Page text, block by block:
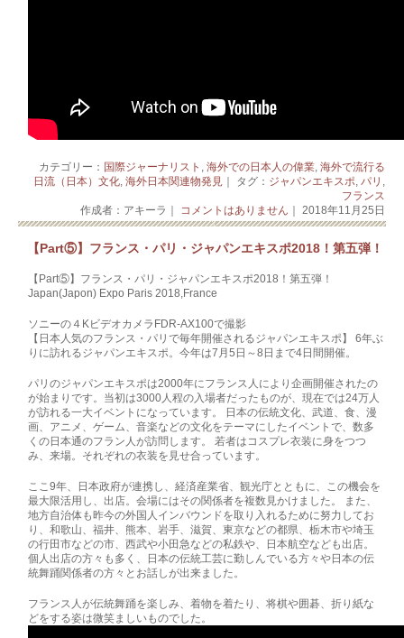
カテゴリー： 国際ジャーナリスト 海外での日本人の偉業, 海外で流行る
日流（日本）文化, 海外日本関連物発見 ｜ タグ： ジャパンエキスポ パリ
フランス
作成者：アキーラ｜
コメントはありません ｜ 2018年11月25日
【Part⑤】フランス・パリ・ジャパンエキスポ2018！第五弾！
【Part⑤】フランス・パリ・ジャパンエキスポ2018！第五弾！
Japan(Japon) Expo Paris 2018,France
ソニーの４KビデオカメラFDR-AX100で撮影
【日本人気のフランス・パリで毎年開催されるジャパンエキスポ】 6年ぶ
りに訪れるジャパンエキスポ。今年は7月5日～8日まで4日間開催。
パリのジャパンエキスポは2000年にフランス人により企画開催されたの
が始まりです。当初は3000人程の入場者だったものが、現在では24万人
が訪れる一大イベントになっています。 日本の伝統文化、武道、食、漫
画、アニメ、ゲーム、音楽などの文化をテーマにしたイベントで、数多
くの日本通のフラン人が訪問します。 若者はコスプレ衣装に身をつつ
み、来場。それぞれの衣装を見せ合っています。
ここ9年、日本政府が連携し、経済産業省、観光庁とともに、この機会を
最大限活用し、出店。会場にはその関係者を複数見かけました。 また、
地方自治体も昨今の外国人インバウンドを取り入れるために努力してお
り、和歌山、福井、熊本、岩手、滋賀、東京などの都県、栃木市や埼玉
の行田市などの市、西武や小田急などの私鉄や、日本航空なども出店。
個人出店の方々も多く、日本の伝統工芸に勤しんでいる方々や日本の伝
統舞踊関係者の方々とお話しが出来ました。
フランス人が伝統舞踊を楽しみ、着物を着たり、将棋や囲碁、折り紙な
どをする姿は微笑ましいものでした。